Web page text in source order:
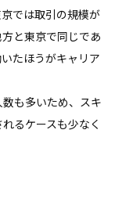
では取引の規模が
と東京で同じであ
たほうがキャリア
も多いため、スキ
るケースも少なく